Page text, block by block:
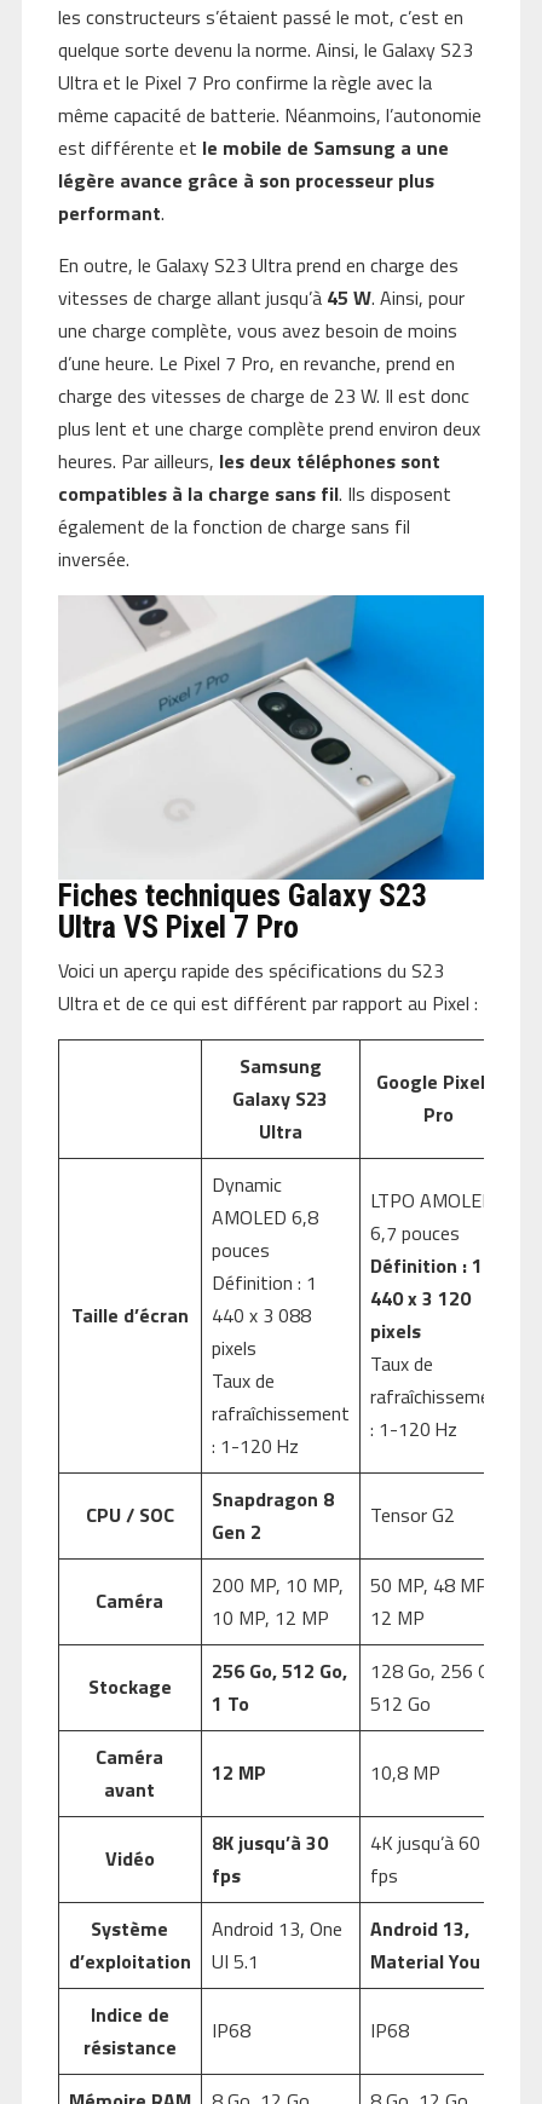
les constructeurs s’étaient passé le mot, c’est en
quelque sorte devenu la norme. Ainsi, le Galaxy S23
Ultra et le Pixel 7 Pro confirme la règle avec la
même capacité de batterie. Néanmoins, l’autonomie
est différente et le mobile de Samsung a une
légère avance grâce à son processeur plus
performant.
En outre, le Galaxy S23 Ultra prend en charge des
vitesses de charge allant jusqu’à 45 W. Ainsi, pour
une charge complète, vous avez besoin de moins
d’une heure. Le Pixel 7 Pro, en revanche, prend en
charge des vitesses de charge de 23 W. Il est donc
plus lent et une charge complète prend environ deux
heures. Par ailleurs, les deux téléphones sont
compatibles à la charge sans fil. Ils disposent
également de la fonction de charge sans fil
inversée.
Fiches techniques Galaxy S23
Ultra VS Pixel 7 Pro
Voici un aperçu rapide des spécifications du S23
Ultra et de ce qui est différent par rapport au Pixel :
Samsung
Galaxy S23
Ultra
Google Pixel 7
Pro
Taille d’écran
Dynamic
AMOLED 6,8
pouces
Définition : 1
440 x 3 088
pixels
Taux de
rafraîchissement
: 1-120 Hz
LTPO AMOLED
6,7 pouces
Définition : 1
440 x 3 120
pixels
Taux de
rafraîchissement
: 1-120 Hz
CPU / SOC
Snapdragon 8
Gen 2
Tensor G2
Caméra
200 MP, 10 MP,
10 MP, 12 MP
50 MP, 48 MP,
12 MP
Stockage
256 Go, 512 Go,
1 To
128 Go, 256 Go,
512 Go
Caméra
avant
12 MP 10,8 MP
Vidéo
8K jusqu’à 30
fps
4K jusqu’à 60
fps
Système
d’exploitation
Android 13, One
UI 5.1
Android 13,
Material You
Indice de
résistance
IP68 IP68